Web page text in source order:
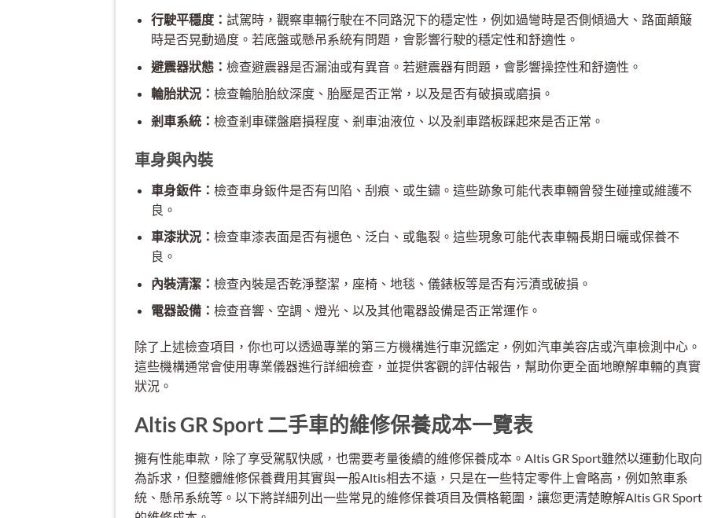
行駛平穩度： 試駕時，觀察車輛行駛在不同路況下的穩定性，例如過彎時是否側傾過大、路面顛簸
時是否晃動過度。若底盤或懸吊系統有問題，會影響行駛的穩定性和舒適性。
避震器狀態： 檢查避震器是否漏油或有異音。若避震器有問題，會影響操控性和舒適性。
輪胎狀況： 檢查輪胎胎紋深度、胎壓是否正常，以及是否有破損或磨損。
剎車系統： 檢查剎車碟盤磨損程度、剎車油液位、以及剎車踏板踩起來是否正常。
車身與內裝
車身鈑件： 檢查車身鈑件是否有凹陷、刮痕、或生鏽。這些跡象可能代表車輛曾發生碰撞或維護不
良。
車漆狀況： 檢查車漆表面是否有褪色、泛白、或龜裂。這些現象可能代表車輛長期日曬或保養不
良。
內裝清潔： 檢查內裝是否乾淨整潔，座椅、地毯、儀錶板等是否有污漬或破損。
電器設備： 檢查音響、空調、燈光、以及其他電器設備是否正常運作。
除了上述檢查項目，你也可以透過專業的第三方機構進行車況鑑定，例如汽車美容店或汽車檢測中心。
這些機構通常會使用專業儀器進行詳細檢查，並提供客觀的評估報告，幫助你更全面地瞭解車輛的真實
狀況。
Altis GR Sport 二手車的維修保養成本一覽表
擁有性能車款，除了享受駕馭快感，也需要考量後續的維修保養成本。Altis GR Sport雖然以運動化取向
為訴求，但整體維修保養費用其實與一般Altis相去不遠，只是在一些特定零件上會略高，例如煞車系
統、懸吊系統等。以下將詳細列出一些常見的維修保養項目及價格範圍，讓您更清楚瞭解Altis GR Sport